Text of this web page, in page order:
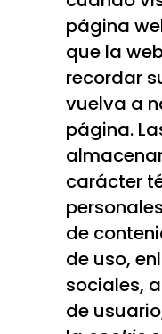
página
que la
recordar
vuelva a
página.
carácter
de
de uso,
sociales,
de